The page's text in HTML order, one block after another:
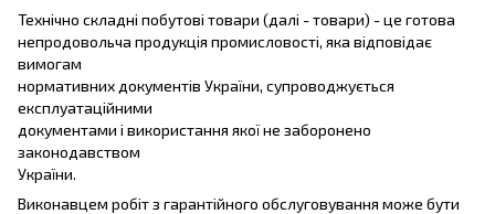
Технічно складні побутові товари (далі - товари) - це готова
непродовольча продукція промисловості, яка відповідає
вимогам
нормативних документів України, супроводжується
експлуатаційними
документами і використання якої не заборонено
законодавством
України.
Виконавцем робіт з гарантійного обслуговування може бути